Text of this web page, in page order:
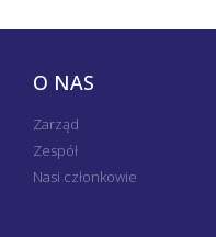
O NAS
Zarząd
Zespół
Nasi członkowie